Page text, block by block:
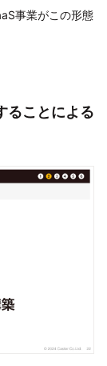
事業がこの形態
ることによる